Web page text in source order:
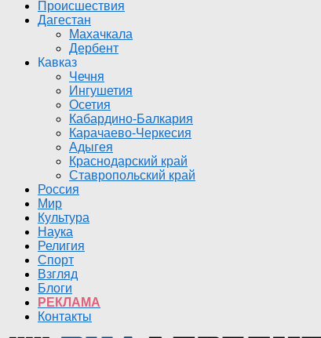
Происшествия
Дагестан
Махачкала
Дербент
Кавказ
Чечня
Ингушетия
Осетия
Кабардино-Балкария
Карачаево-Черкесия
Адыгея
Краснодарский край
Ставропольский край
Россия
Мир
Культура
Наука
Религия
Спорт
Взгляд
Блоги
РЕКЛАМА
Контакты